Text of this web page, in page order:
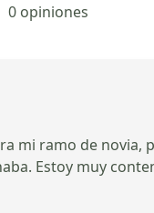
0 opiniones
mi ramo de novia,
Estoy muy